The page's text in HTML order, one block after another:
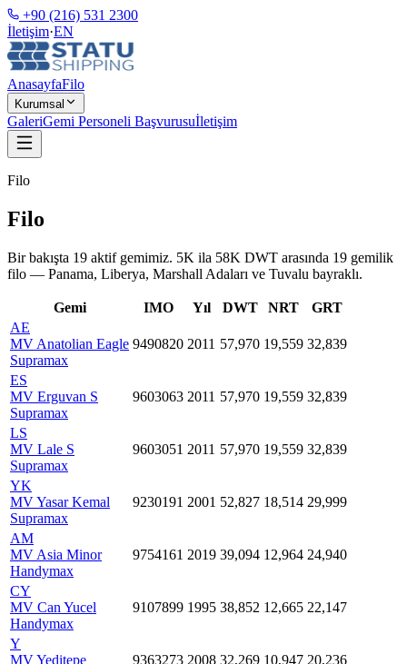
+90 (216) 531 2300
İletişim·EN
AnasayfaFilo
Kurumsal
GaleriGemi Personeli Başvurusuİletişim
Filo
Filo
Bir bakışta 19 aktif gemimiz. 5K ila 58K DWT arasında 19 gemilik
filo — Panama, Liberya, Marshall Adaları ve Tuvalu bayraklı.
Gemi IMO Yıl DWT NRT
GRT
AE
MV Anatolian Eagle
Supramax
9490820 2011 57,970 19,559 32,839
ES
MV Erguvan S
Supramax
9603063 2011 57,970 19,559 32,839
LS
MV Lale S
Supramax
9603051 2011 57,970 19,559 32,839
YK
MV Yasar Kemal
Supramax
9230191 2001 52,827 18,514 29,999
AM
MV Asia Minor
Handymax
9754161 2019 39,094 12,964 24,940
CY
MV Can Yucel
Handymax
9107899 1995 38,852 12,665 22,147
Y
MV Yeditepe
9363273 2008 32,269 10,947 20,236